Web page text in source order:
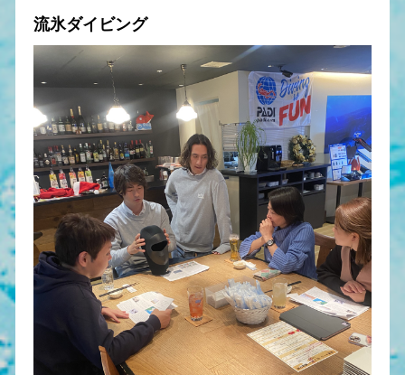
流氷ダイビング